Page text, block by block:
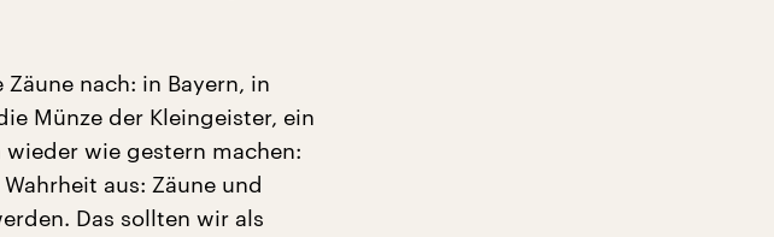
nach: in Bayern, in
Münze der Kleingeister, ein
wie gestern machen:
aus: Zäune und
Das sollten wir als